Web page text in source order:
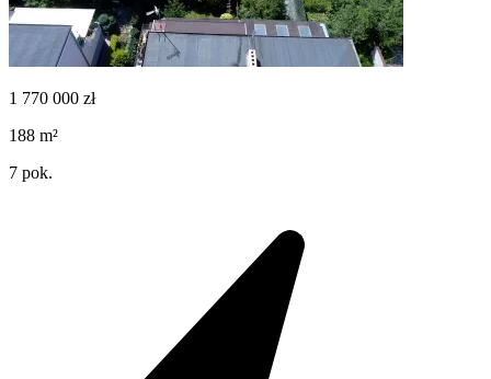
1 770 000 zł
188 m²
7 pok.